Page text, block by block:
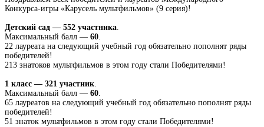
Конкурса-игры «Карусель мультфильмов» (9 серия)!
Детский сад — 552 участника.
Максимальный балл — 60.
22 лауреата на следующий учебный год обязательно пополнят ряды
победителей!
213 знатоков мультфильмов в этом году стали Победителями!
1 класс — 321 участник.
Максимальный балл — 60.
65 лауреатов на следующий учебный год обязательно пополнят ряды
победителей!
51 знаток мультфильмов в этом году стали Победителями!